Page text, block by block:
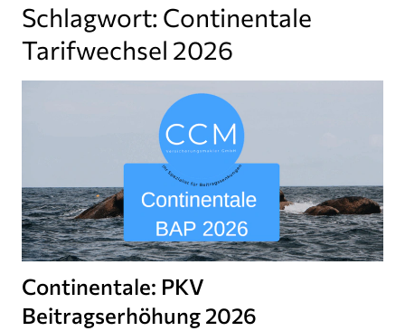
Schlagwort: Continentale
Tarifwechsel 2026
Continentale: PKV
Beitragserhöhung 2026